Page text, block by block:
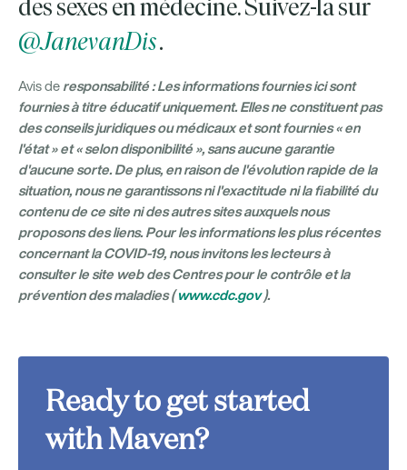
des sexes en médecine. Suivez-la sur
@JanevanDis.
Avis de responsabilité : Les informations fournies ici sont
fournies à titre éducatif uniquement. Elles ne constituent pas
des conseils juridiques ou médicaux et sont fournies « en
l'état » et « selon disponibilité », sans aucune garantie
d'aucune sorte. De plus, en raison de l'évolution rapide de la
situation, nous ne garantissons ni l'exactitude ni la fiabilité du
contenu de ce site ni des autres sites auxquels nous
proposons des liens. Pour les informations les plus récentes
concernant la COVID-19, nous invitons les lecteurs à
consulter le site web des Centres pour le contrôle et la
prévention des maladies (www.cdc.gov).
Ready to get started
with Maven?